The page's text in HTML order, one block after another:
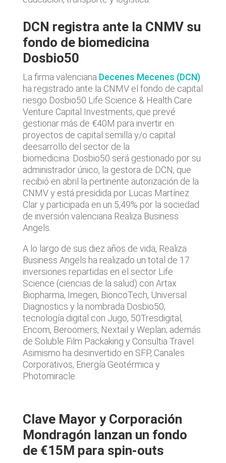
DCN registra ante la CNMV su
fondo de biomedicina
Dosbio50
La firma valenciana Decenes Mecenes (DCN)
ha registrado ante la CNMV el fondo de capital
riesgo Dosbio50 Life Science & Health Care
Venture Capital Investments, que prevé
gestionar más de €40M para invertir en
proyectos de capital semilla y/o capital
deesarrollo del sector de la
biomedicina. Dosbio50 será gestionado por su
administrador único, la gestora de DCN, que
recibió en abril la pertinente autorización de la
CNMV y está presidida por Lucas Martínez
Clar y participada en un 5,49% por la sociedad
de inversión valenciana Realiza Business
Angels.
A lo largo de sus diez años de vida, Realiza
Business Angels ha realizado un total de 17
inversiones repartidas en el sector Life
Science (ciencias de la salud) con Artax
Biopharma, Imegen, BioncoTech, Universal
Diagnostics y la nombrada Dosbio50;
tecnología digital con Jugo, 50Tresdigital,
Encom, Beroomers, Nextail y Weplan; además
de Soluble Film Packaking y Consultia Travel.
Asimismo ha desinvertido en SFP, Canales
Corporativos, Energía Geotérmica y
Photomiracle.
Clave Mayor y Corporación
Mondragón lanzan un fondo
de €15M para spin-outs